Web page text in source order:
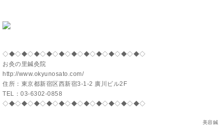
◇◆◇◆◇◆◇◆◇◆◇◆◇◆◇◆◇◆◇◆◇◆◇
お灸の里鍼灸院
http://www.okyunosato.com/
住所：東京都新宿区西新宿3-1-2 廣川ビル2F
TEL：03-6302-0858
◇◆◇◆◇◆◇◆◇◆◇◆◇◆◇◆◇◆◇◆◇◆◇
美容鍼